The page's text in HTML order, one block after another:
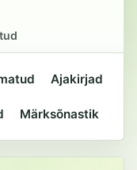
Ajakirjad
Märksõnastik